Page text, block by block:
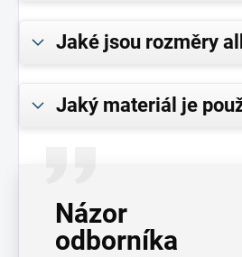
Jaké jsou rozměry
Jaký materiál je
Názor
odborníka